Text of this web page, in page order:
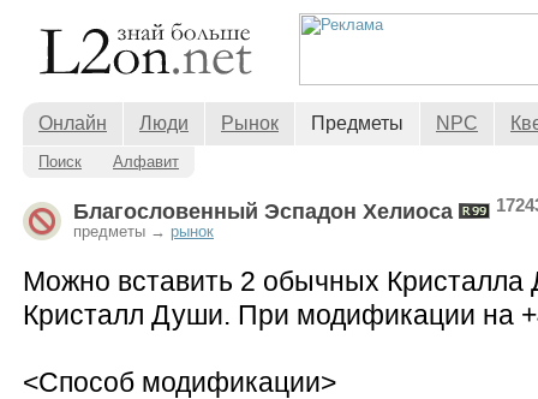
Онлайн Люди Рынок Предметы NPC
Поиск Алфавит
Благословенный Эспадон Хелиоса
предметы → рынок
Можно вставить 2 обычных
Кристалл Души. При модификации на
<Способ модификации>